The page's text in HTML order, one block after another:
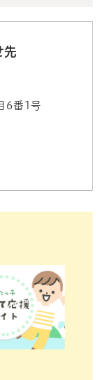
先
6番1号